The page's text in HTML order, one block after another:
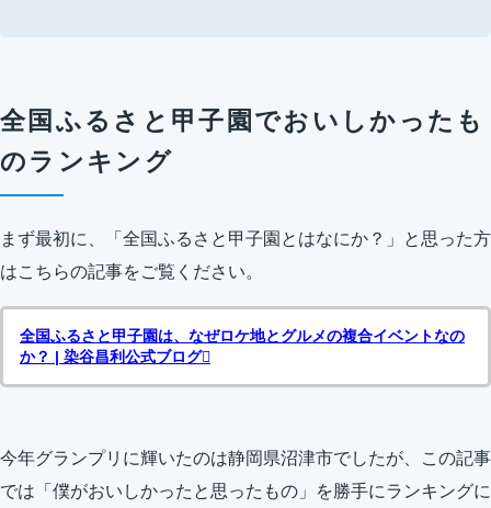
全国ふるさと甲子園でおいしかったも
のランキング
まず最初に、「全国ふるさと甲子園とはなにか？」と思った方
はこちらの記事をご覧ください。
全国ふるさと甲子園は、なぜロケ地とグルメの複合イベントなの
か？ | 染谷昌利公式ブログ
今年グランプリに輝いたのは静岡県沼津市でしたが、この記事
では「僕がおいしかったと思ったもの」を勝手にランキングに